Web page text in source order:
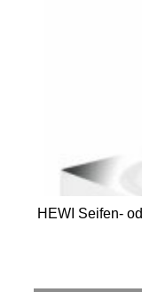
HEWI Seifen-